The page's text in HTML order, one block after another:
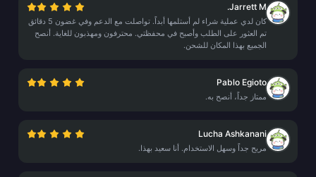
Jarrett M.
كان لدي عملية شراء لم أستلمها أبداً. تواصلت مع الدعم وفي غضون 5 دقائق
تم العثور على الطلب وأصبح في محفظتي. محترفون ومهذبون للغاية. أنصح
الجميع بهذا المكان للشحن.
Pablo Egioto
ممتاز جداً، أنصح به.
Lucha Ashkanani
مريح جداً وسهل الاستخدام. أنا سعيد بهذا.